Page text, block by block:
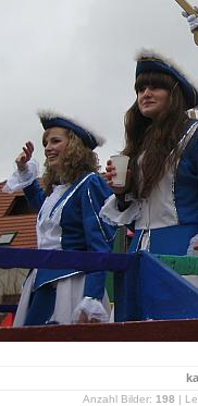
Anzahl Bilder: 198 |